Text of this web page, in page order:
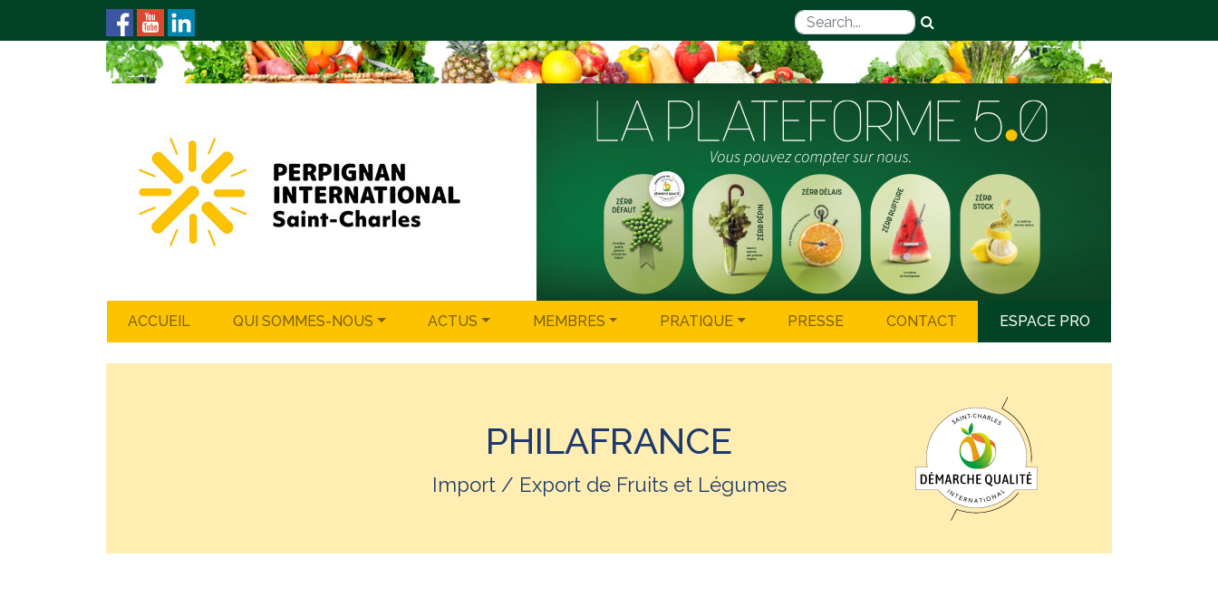
ACCUEIL QUI SOMMES-NOUS ACTUS MEMBRES PRATIQUE PRESSE CONTACT ESPACE PRO
PHILAFRANCE
Import / Export de Fruits et Légumes